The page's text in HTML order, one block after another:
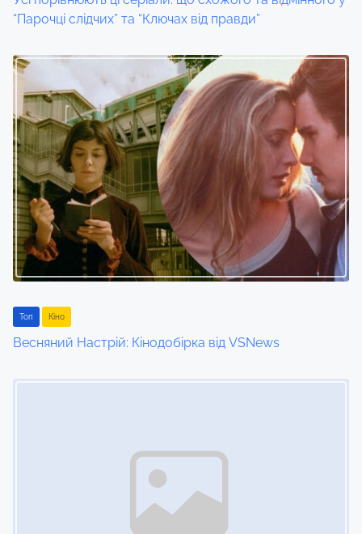
o
“Парочці слідчих” та “Ключах від правди”
Toп Кіно
Весняний Настрій: Кінодобірка від VSNews